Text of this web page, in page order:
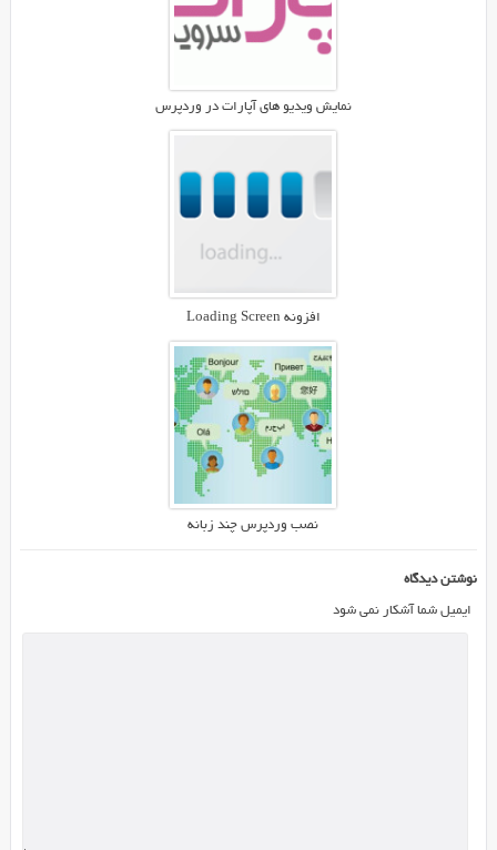
نمایش ویدیو های آپارات در وردپرس
افزونه Loading Screen
نصب وردپرس چند زبانه
نوشتن دیدگاه
ایمیل شما آشکار نمی شود